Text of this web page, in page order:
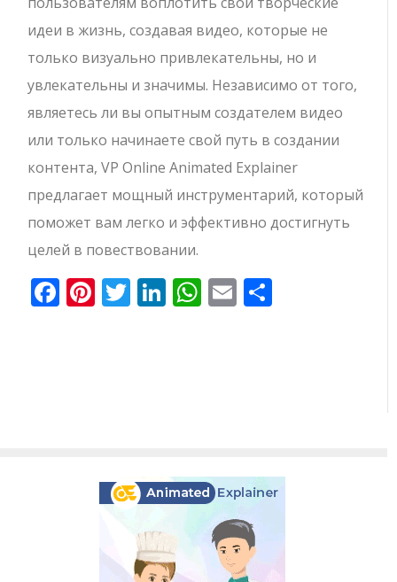
идеи в жизнь, создавая видео, которые не
только визуально привлекательны, но и
увлекательны и значимы. Независимо от того,
являетесь ли вы опытным создателем видео
или только начинаете свой путь в создании
контента, VP Online Animated Explainer
предлагает мощный инструментарий, который
поможет вам легко и эффективно достигнуть
целей в повествовании.
Facebook
Pinterest
Twitter
LinkedIn
WhatsApp
Email